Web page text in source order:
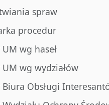
spraw
procedur
wg haseł
wg wydziałów
Obsługi